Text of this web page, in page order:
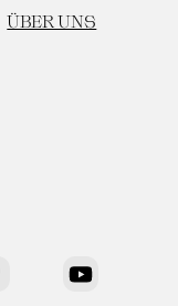
ÜBER UNS
YouTube